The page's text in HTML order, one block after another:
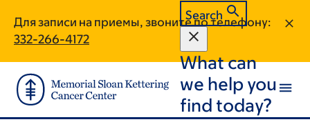
main
content
footer
Для записи на приемы, звоните по телефону:
332-266-4172
Search
What can
we help you
find today?